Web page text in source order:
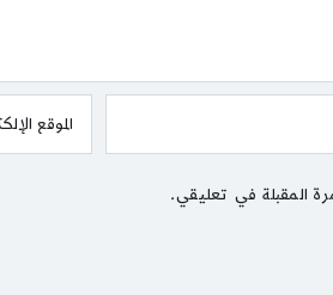
المقبلة في تعليقي.